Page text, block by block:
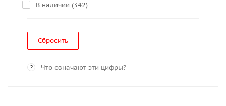
В наличии (342)
Сбросить
? Что означают эти цифры?